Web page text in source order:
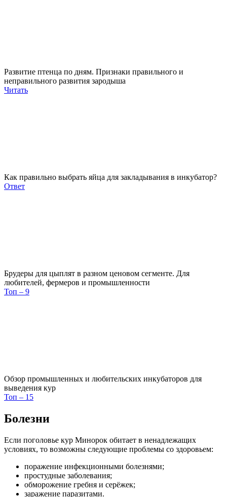
Развитие птенца по дням. Признаки правильного и
неправильного развития зародыша
Читать
Как правильно выбрать яйца для закладывания в инкубатор?
Ответ
Брудеры для цыплят в разном ценовом сегменте. Для
любителей, фермеров и промышленности
Топ – 9
Обзор промышленных и любительских инкубаторов для
выведения кур
Топ – 15
Болезни
Если поголовье кур Минорок обитает в ненадлежащих
условиях, то возможны следующие проблемы со здоровьем:
поражение инфекционными болезнями;
простудные заболевания;
обморожение гребня и серёжек;
заражение паразитами.